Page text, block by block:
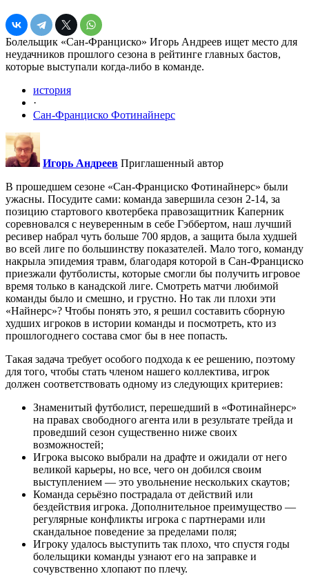
Болельщик «Сан-Франциско» Игорь Андреев ищет место для
неудачников прошлого сезона в рейтинге главных бастов,
которые выступали когда-либо в команде.
история
·
Сан-Франциско Фотинайнерс
Игорь Андреев Приглашенный автор
В прошедшем сезоне «Сан-Франциско Фотинайнерс» были
ужасны. Посудите сами: команда завершила сезон 2-14, за
позицию стартового квотербека правозащитник Каперник
соревновался с неуверенным в себе Гэббертом, наш лучший
ресивер набрал чуть больше 700 ярдов, а защита была худшей
во всей лиге по большинству показателей. Мало того, команду
накрыла эпидемия травм, благодаря которой в Сан-Франциско
приезжали футболисты, которые смогли бы получить игровое
время только в канадской лиге. Смотреть матчи любимой
команды было и смешно, и грустно. Но так ли плохи эти
«Найнерс»? Чтобы понять это, я решил составить сборную
худших игроков в истории команды и посмотреть, кто из
прошлогоднего состава смог бы в нее попасть.
Такая задача требует особого подхода к ее решению, поэтому
для того, чтобы стать членом нашего коллектива, игрок
должен соответствовать одному из следующих критериев:
Знаменитый футболист, перешедший в «Фотинайнерс»
на правах свободного агента или в результате трейда и
проведший сезон существенно ниже своих
возможностей;
Игрока высоко выбрали на драфте и ожидали от него
великой карьеры, но все, чего он добился своим
выступлением — это увольнение нескольких скаутов;
Команда серьёзно пострадала от действий или
бездействия игрока. Дополнительное преимущество —
регулярные конфликты игрока с партнерами или
скандальное поведение за пределами поля;
Игроку удалось выступить так плохо, что спустя годы
болельщики команды узнают его на заправке и
сочувственно хлопают по плечу.